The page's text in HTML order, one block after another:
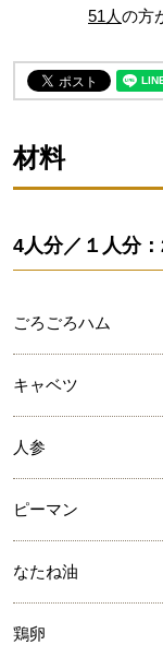
51 人の方
材料
4人分／１人分
ごろごろハム
キャベツ
人参
ピーマン
なたね油
鶏卵